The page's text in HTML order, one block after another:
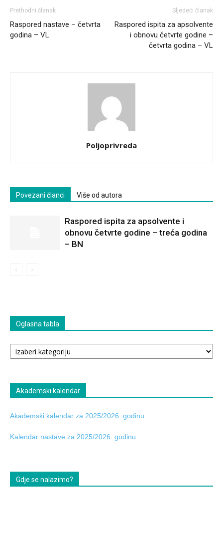
Prethodni članak
Raspored nastave – četvrta
godina – VL
Sljedeći članak
Raspored ispita za apsolvente
i obnovu četvrte godine –
četvrta godina – VL
Poljoprivreda
Povezani članci Više od autora
Raspored ispita za apsolvente i
obnovu četvrte godine – treća godina
– BN
Oglasna tabla
Oglasna
tabla
Akademski kalendar
Akademski kalendar za 2025/2026. godinu
Kalendar nastave za 2025/2026. godinu
Gdje se nalazimo?